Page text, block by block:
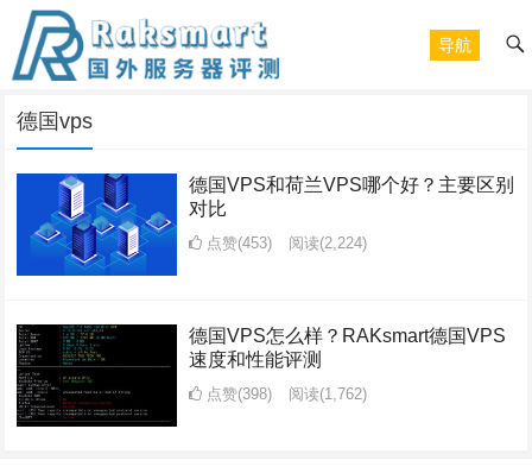
导航
德国vps
德国VPS和荷兰VPS哪个好？主要区别
对比
点赞(453) 阅读(2,224)
德国VPS怎么样？RAKsmart德国VPS
速度和性能评测
点赞(398) 阅读(1,762)